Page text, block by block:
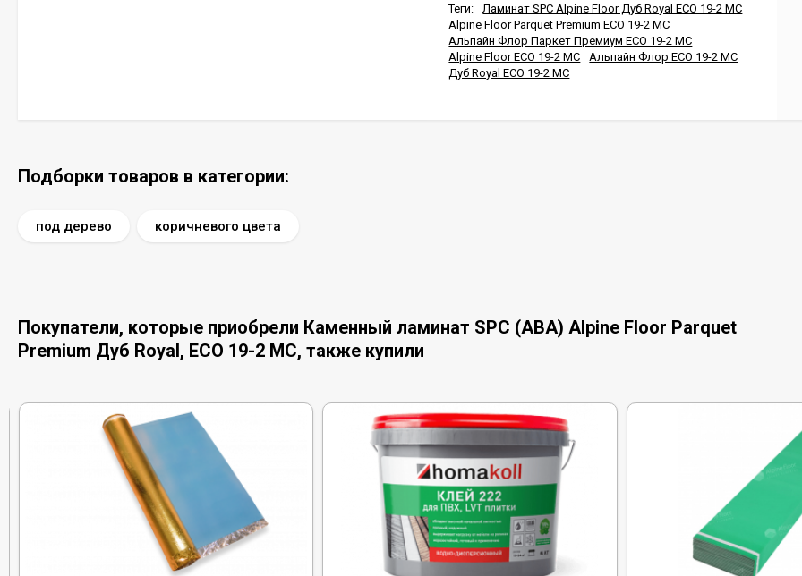
Теги:
Ламинат SPC Alpine Floor Дуб Royal ECO 19-2 MC
Alpine Floor Parquet Premium ECO 19-2 MC
Альпайн Флор Паркет Премиум ECO 19-2 MC
Alpine Floor ECO 19-2 MC
Альпайн Флор ECO 19-2 MC
Дуб Royal ECO 19-2 MC
Подборки товаров в категории:
под дерево коричневого цвета
Покупатели, которые приобрели Каменный ламинат SPC (ABA) Alpine Floor Parquet
Premium Дуб Royal, ECO 19-2 MC, также купили